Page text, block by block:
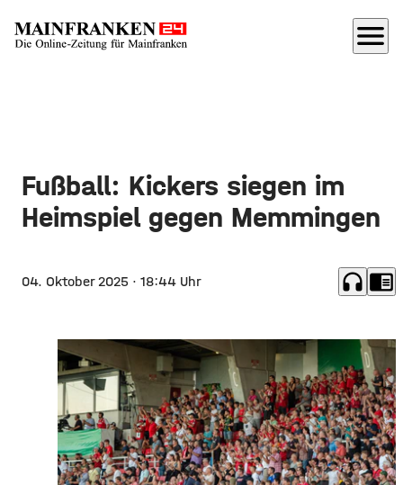
menu
Fußball: Kickers siegen im
Heimspiel gegen Memmingen
04. Oktober 2025 · 18:44 Uhr headphones chrome_reader_mode